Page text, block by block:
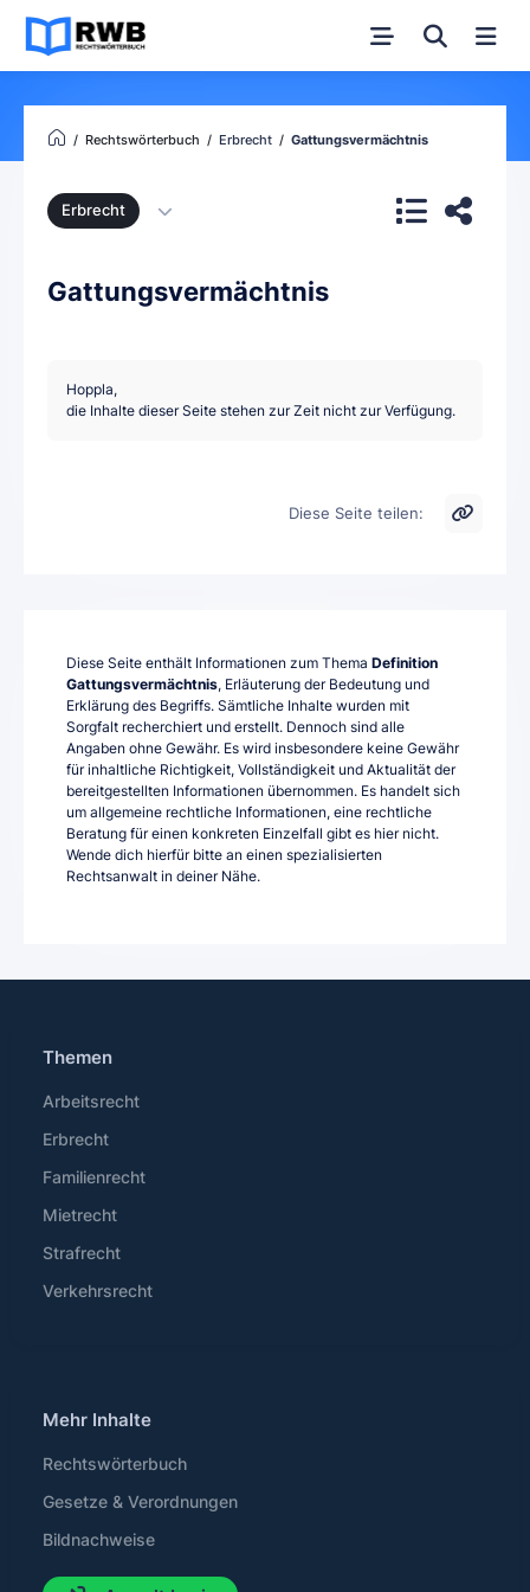
Rechtswörterbuch Erbrecht Gattungsvermächtnis
Erbrecht
Gattungsvermächtnis
Hoppla,
die Inhalte dieser Seite stehen zur Zeit nicht zur Verfügung.
Diese Seite teilen:
Diese Seite enthält Informationen zum Thema Definition
Gattungsvermächtnis, Erläuterung der Bedeutung und
Erklärung des Begriffs. Sämtliche Inhalte wurden mit
Sorgfalt recherchiert und erstellt. Dennoch sind alle
Angaben ohne Gewähr. Es wird insbesondere keine Gewähr
für inhaltliche Richtigkeit, Vollständigkeit und Aktualität der
bereitgestellten Informationen übernommen. Es handelt sich
um allgemeine rechtliche Informationen, eine rechtliche
Beratung für einen konkreten Einzelfall gibt es hier nicht.
Wende dich hierfür bitte an einen spezialisierten
Rechtsanwalt in deiner Nähe.
Themen
Arbeitsrecht
Erbrecht
Familienrecht
Mietrecht
Strafrecht
Verkehrsrecht
Mehr Inhalte
Rechtswörterbuch
Gesetze & Verordnungen
Bildnachweise